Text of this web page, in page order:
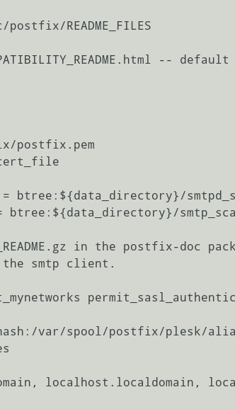
README_FILES
--
postfix.pem
= btree:${data_directory}/
btree:${data_directory}/
in the postfix-doc
the smtp client.
var/spool/postfix/plesk/
localhost.localdomain,